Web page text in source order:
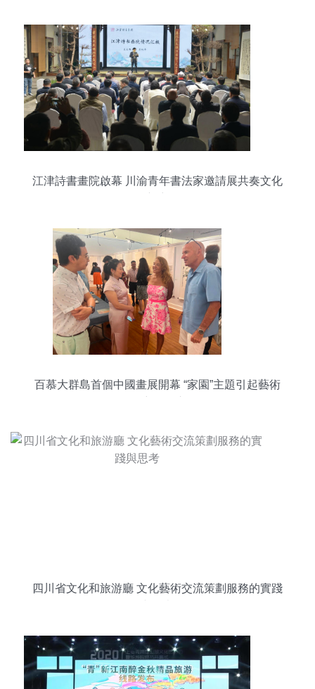
江津詩書畫院啟幕 川渝青年書法家邀請展共奏文化
百慕大群島首個中國畫展開幕 “家園”主題引起藝術
四川省文化和旅游廳 文化藝術交流策劃服務的實踐